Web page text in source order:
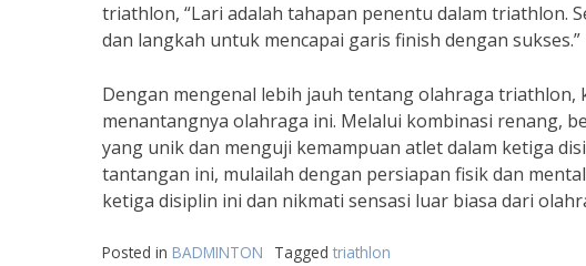
triathlon, “Lari adalah tahapan penentu dalam triathlon.
dan langkah untuk mencapai garis finish dengan sukses.”
Dengan mengenal lebih jauh tentang olahraga triathlon,
menantangnya olahraga ini. Melalui kombinasi renang,
yang unik dan menguji kemampuan atlet dalam ketiga
tantangan ini, mulailah dengan persiapan fisik dan
ketiga disiplin ini dan nikmati sensasi luar biasa dari
Posted in BADMINTON Tagged triathlon